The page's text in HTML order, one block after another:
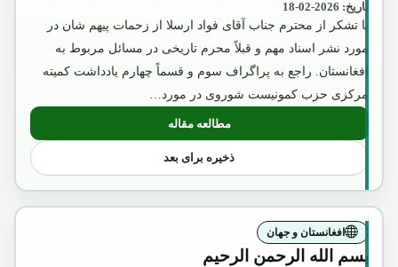
موضع حفیظ الله امین به طرف غرب جلوگیری
شود.»
تاریخ: 2026-02-18
با تشکر از محترم جناب آقای فواد ارسلا از زحمات پیهم شان در
مورد نشر اسناد مهم و قبلاً محرم تاریخی در مسائل مربوط به
افغانستان. راجع به پراگراف سوم و قسماً چهارم یادداشت کمیته
مرکزی حزب کمونیست شوروی در مورد…
مطالعه مقاله: با درنظر داشت موضوعات متذکره در
ذخیره برای بعد
افغانستان و جهان
بسم الله الرحمن الرحیم